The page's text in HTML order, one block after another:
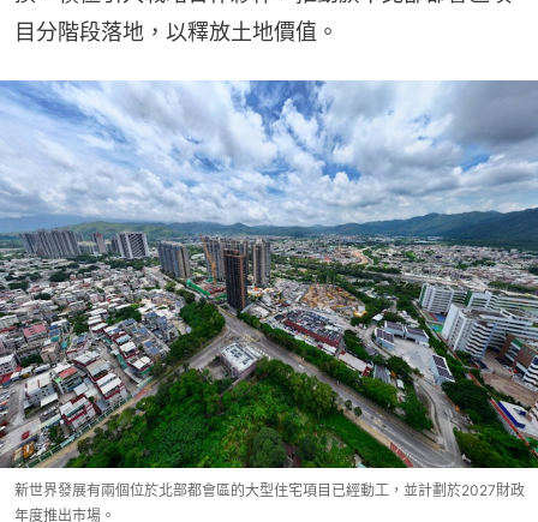
目分階段落地，以釋放土地價值。
新世界發展有兩個位於北部都會區的大型住宅項目已經動工，並計劃於2027財政
年度推出市場。